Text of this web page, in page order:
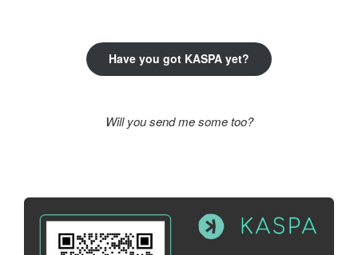
Have you got KASPA yet?
Will you send me some too?